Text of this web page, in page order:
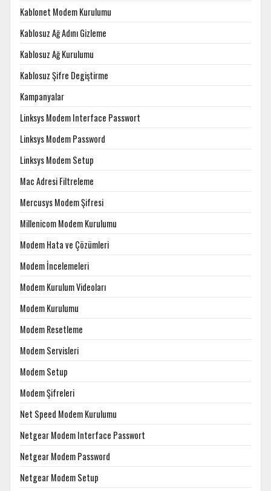
Kablonet Modem Kurulumu
Kablosuz Ağ Adını Gizleme
Kablosuz Ağ Kurulumu
Kablosuz Şifre Degiştirme
Kampanyalar
Linksys Modem Interface Passwort
Linksys Modem Password
Linksys Modem Setup
Mac Adresi Filtreleme
Mercusys Modem Şifresi
Millenicom Modem Kurulumu
Modem Hata ve Çözümleri
Modem İncelemeleri
Modem Kurulum Videoları
Modem Kurulumu
Modem Resetleme
Modem Servisleri
Modem Setup
Modem Şifreleri
Net Speed Modem Kurulumu
Netgear Modem Interface Passwort
Netgear Modem Password
Netgear Modem Setup